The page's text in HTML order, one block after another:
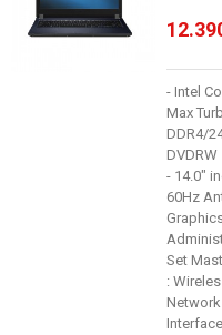
- Intel
Max
DDR4/
DVDRW
- 14.0"
60Hz
Set
:
Network